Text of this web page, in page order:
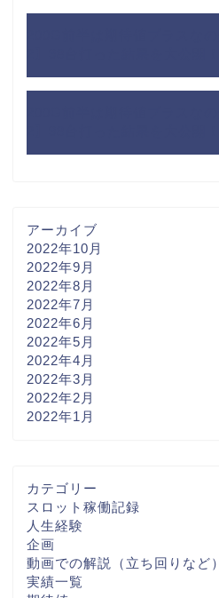
アーカイブ
2022年10月
2022年9月
2022年8月
2022年7月
2022年6月
2022年5月
2022年4月
2022年3月
2022年2月
2022年1月
カテゴリー
スロット稼働記録
人生経験
企画
動画での解説（立ち回りなど）
実績一覧